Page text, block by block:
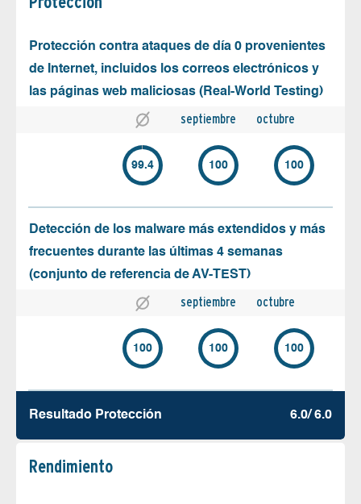
Protección contra ataques de día 0 provenientes
de Internet, incluidos los correos electrónicos y
las páginas web maliciosas (Real-World Testing)
septiembre octubre
99.4 100 100
Detección de los malware más extendidos y más
frecuentes durante las últimas 4 semanas
(conjunto de referencia de AV-TEST)
septiembre octubre
100 100 100
Resultado Protección 6.0/ 6.0
Rendimiento